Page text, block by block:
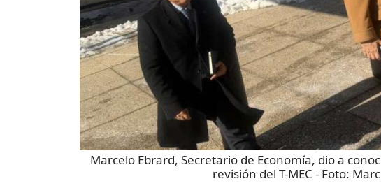
Marcelo Ebrard, Secretario de Economía, dio a
revisión del T-MEC - Foto: